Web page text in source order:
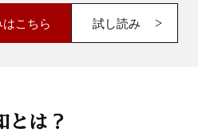
こちら 試し読み
とは？